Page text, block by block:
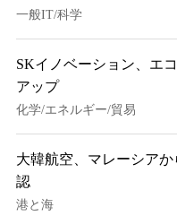
一般IT/科学
SKイノベーション、エ
アップ
化学/エネルギー/貿易
大韓航空、マレーシア
認
港と海